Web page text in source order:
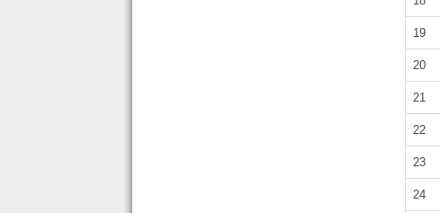
19
20
21
22
23
24